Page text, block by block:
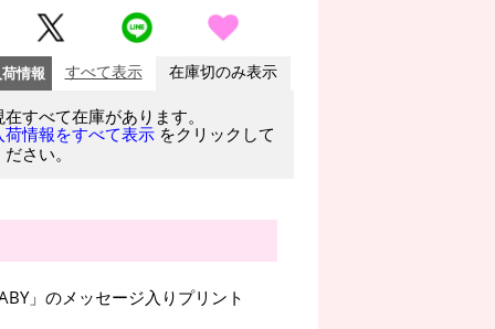
情報 すべて表示 在庫切のみ表示
在すべて在庫があります。
荷情報をすべて表示 をクリックして
さい。
」のメッセージ入りプリント